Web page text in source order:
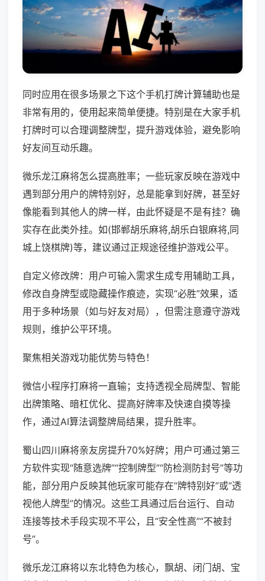
同时应用在很多场景之下这个手机打牌计算辅助也是
非常有用的，使用起来简单便捷。特别是在大家手机
打牌时可以合理调整牌型，提升游戏体验，避免影响
好友间互动乐趣。
微乐龙江麻将怎么提高胜率；一些玩家反映在游戏中
遇到部分用户的牌特别好，总是能拿到好牌，甚至好
像能看到其他人的牌一样，由此怀疑是不是有挂？确
实存在此类外挂。如(邯郸胡乐麻将,胡乐白银麻将,同
城上饶棋牌)等，建议通过正规途径维护游戏公平。
自定义修改牌：用户可输入需求生成专用辅助工具，
修改自身牌型或隐藏操作痕迹，实现“必胜”效果，适
用于多种场景（如与好友对局），但需注意遵守游戏
规则，维护公平环境。
聚焦相关游戏功能优势与特色！
微信小程序打麻将一直输；支持透视全局牌型、智能
出牌策略、暗杠优化、提高好牌率及快速自摸等操
作，通过AI算法调整牌局结果，提升胜率。
蜀山四川麻将亲友房提升70%好牌；用户可通过第三
方软件实现“随意选牌”“控制牌型”“防检测防封号”等功
能，部分用户反映其他玩家可能存在“牌特别好”或“透
视他人牌型”的情况。这些工具通过后台运行、自动
连接等技术手段实现不平公，且“安全性高”“不被封
号”。
微乐龙江麻将以东北特色为核心，飘胡、闭门胡、宝